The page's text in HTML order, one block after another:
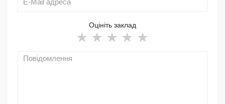
Оцініть заклад